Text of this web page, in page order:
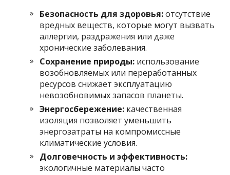
Безопасность для здоровья:отсутствие
вредных веществ, которые могут вызвать
аллергии, раздражения или даже
хронические заболевания.
Сохранение природы: использование
возобновляемых или переработанных
ресурсов снижает эксплуатацию
невозобновимых запасов планеты.
Энергосбережение: качественная
изоляция позволяет уменьшить
энергозатраты на компромиссные
климатические условия.
Долговечность и эффективность:
экологичные материалы часто